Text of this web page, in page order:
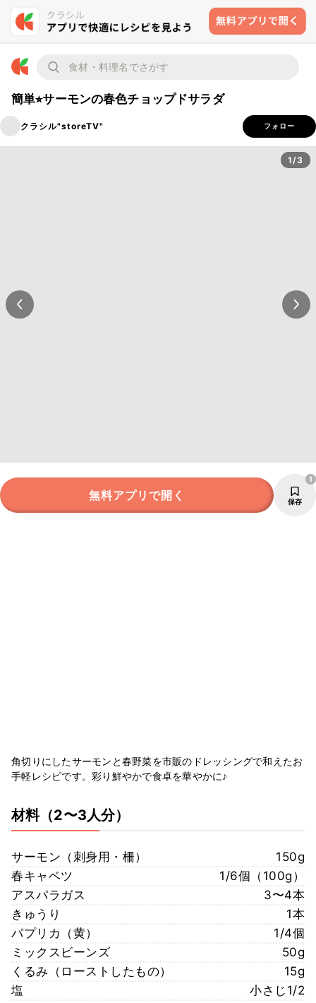
簡単⭐︎サーモンの春色チョップドサラダ
クラシル"storeTV" フォロー
1/3
無料アプリで開く 保存
1
角切りにしたサーモンと春野菜を市販のドレッシングで和えたお
手軽レシピです。彩り鮮やかで食卓を華やかに♪
材料（2〜3人分）
サーモン（刺身用・柵）
150g
春キャベツ
1/6個（100g）
アスパラガス
3〜4本
きゅうり
1本
パプリカ（黄）
1/4個
ミックスビーンズ
50g
くるみ（ローストしたもの）
15g
塩
小さじ1/2